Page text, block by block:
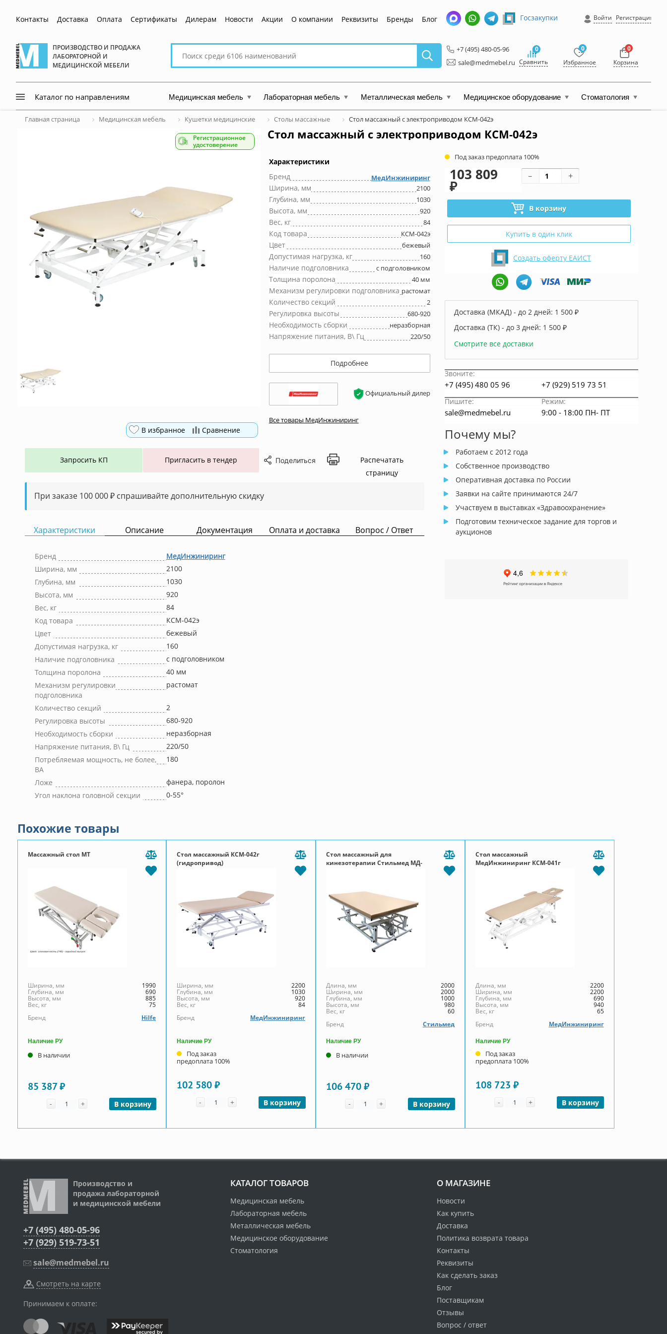
Контакты Доставка Оплата Сертификаты Дилерам Новости Акции О компании Реквизиты Бренды Блог
ПРОИЗВОДСТВО И ПРОДАЖА
ЛАБОРАТОРНОЙ И
МЕДИЦИНСКОЙ МЕБЕЛИ
Поиск
сайту
Госзакупки Войти Регистрация
+7 (495) 480-05-96
sale@medmebel.ru
0
Сравнить
0
Избранное
0
Корзина
Каталог по направлениям Медицинская мебель Лабораторная мебель Металлическая мебель Медицинское оборудование Стоматология
Главная страница Медицинская мебель Кушетки медицинские Столы массажные Стол массажный с электроприводом КСМ-042э
Стол массажный с электроприводом КСМ-042э
В избранное Сравнение
Регистрационное
удостоверение
Характеристики
Бренд
МедИнжиниринг
Ширина, мм 2100
Глубина, мм 1030
Высота, мм 920
Вес, кг 84
Код товара КСМ-042э
Цвет бежевый
Допустимая нагрузка, кг 160
Наличие подголовника с подголовником
Толщина поролона 40 мм
Механизм регулировки подголовника растомат
Количество секций 2
Регулировка высоты 680-920
Необходимость сборки неразборная
Напряжение питания, В\ Гц 220/50
Подробнее
Официальный дилер
Все товары МедИнжиниринг
Запросить КП Пригласить в тендер Поделиться
Распечатать
страницу
При заказе 100 000 ₽ спрашивайте дополнительную скидку
Характеристики Описание Документация Оплата и доставка Вопрос / Ответ
Бренд
МедИнжиниринг
Ширина, мм
2100
Глубина, мм
1030
Высота, мм
920
Вес, кг
84
Код товара
КСМ-042э
Цвет
бежевый
Допустимая нагрузка, кг
160
Наличие подголовника
с подголовником
Толщина поролона
40 мм
Механизм регулировки
подголовника
растомат
Количество секций
2
Регулировка высоты
680-920
Необходимость сборки
неразборная
Напряжение питания, В\ Гц
220/50
Потребляемая мощность, не более,
ВА
180
Ложе
фанера, поролон
Угол наклона головной секции
0-55°
Под заказ предоплата 100%
103 809
₽
В корзину
Купить в один клик
Создать оферту ЕАИСТ
Доставка (МКАД) - до 2 дней: 1 500 ₽
Доставка (ТК) - до 3 дней: 1 500 ₽
Смотрите все доставки
Звоните:
+7 (495) 480 05 96 +7 (929) 519 73 51
Пишите: Режим:
sale@medmebel.ru 9:00 - 18:00 ПН- ПТ
Почему мы?
Работаем с 2012 года
Собственное производство
Оперативная доставка по России
Заявки на сайте принимаются 24/7
Участвуем в выставках «Здравоохранение»
Подготовим техническое задание для торгов и
аукционов
Похожие товары
Массажный стол МТ
Ширина, мм 1990
Глубина, мм 690
Высота, мм 885
Вес, кг
75
Бренд
Hilfe
Наличие РУ
В наличии
85 387 ₽
- Количество
+ В корзину
Стол массажный КСМ-042г
(гидропривод)
Ширина, мм 2200
Глубина, мм 1030
Высота, мм 920
Вес, кг
84
Бренд
МедИнжиниринг
Наличие РУ
Под заказ
предоплата 100%
102 580 ₽
- Количество
+ В корзину
Стол массажный для
кинезотерапии Стильмед МД-
Длина, мм 2000
Ширина, мм 2000
Глубина, мм 1000
Высота, мм 980
Вес, кг
60
Бренд
Стильмед
Наличие РУ
В наличии
106 470 ₽
- Количество
+ В корзину
Стол массажный
МедИнжиниринг КСМ-041г
Длина, мм 2200
Ширина, мм 2200
Глубина, мм 690
Высота, мм 940
Вес, кг
65
Бренд
МедИнжиниринг
Наличие РУ
Под заказ
предоплата 100%
108 723 ₽
- Количество
+ В корзину
Производство и
продажа лабораторной
и медицинской мебели
+7 (495) 480-05-96
+7 (929) 519-73-51
sale@medmebel.ru
Смотреть на карте
Принимаем к оплате:
КАТАЛОГ ТОВАРОВ
Медицинская мебель
Лабораторная мебель
Металлическая мебель
Медицинское оборудование
Стоматология
О МАГАЗИНЕ
Новости
Как купить
Доставка
Политика возврата товара
Контакты
Реквизиты
Как сделать заказ
Блог
Поставщикам
Отзывы
Вопрос / ответ